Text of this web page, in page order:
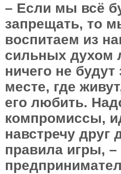
– Если мы всё
запрещать, то
воспитаем из
сильных духом
ничего не будут
месте, где
его любить.
компромиссы,
навстречу друг
правила игры,